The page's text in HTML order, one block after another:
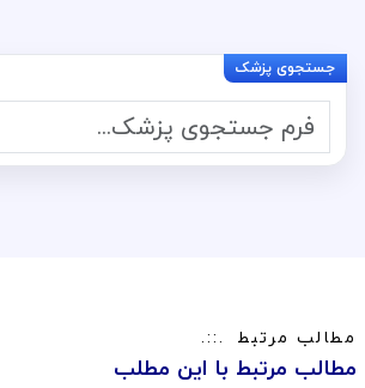
مطالب مرتبط
مطالب مرتبط با این مطلب